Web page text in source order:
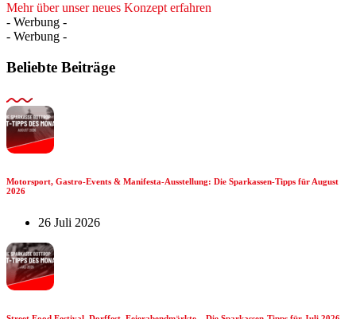
Mehr über unser neues Konzept erfahren
- Werbung -
- Werbung -
Beliebte Beiträge
Motorsport, Gastro-Events & Manifesta-Ausstellung: Die Sparkassen-Tipps für August
2026
26 Juli 2026